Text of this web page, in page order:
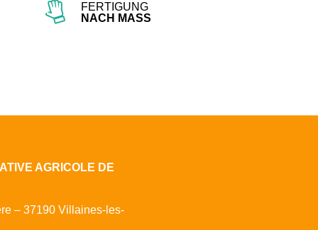
FERTIGUNG
NACH MASS
AGRICOLE DE
– 37190 Villaines-les-